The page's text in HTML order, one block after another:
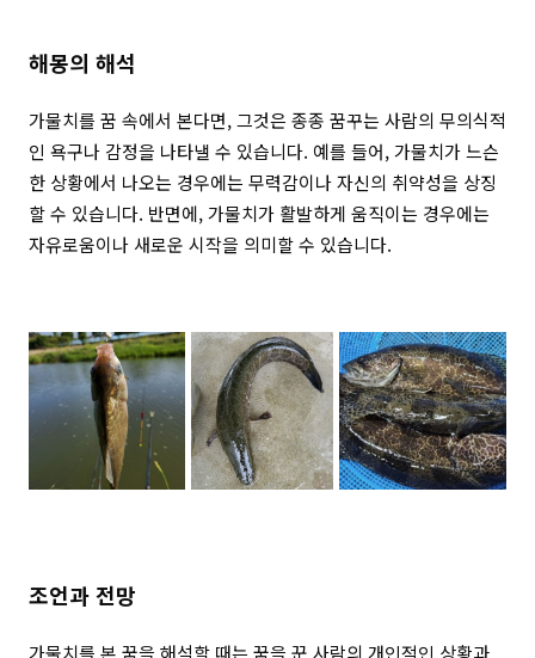
해몽의 해석
가물치를 꿈 속에서 본다면, 그것은 종종 꿈꾸는 사람의 무의식적
인 욕구나 감정을 나타낼 수 있습니다. 예를 들어, 가물치가 느슨
한 상황에서 나오는 경우에는 무력감이나 자신의 취약성을 상징
할 수 있습니다. 반면에, 가물치가 활발하게 움직이는 경우에는
자유로움이나 새로운 시작을 의미할 수 있습니다.
조언과 전망
가물치를 본 꿈을 해석할 때는 꿈을 꾼 사람의 개인적인 상황과